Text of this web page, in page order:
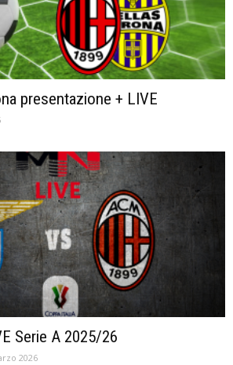
presentazione + LIVE
Serie A 2025/26
2026